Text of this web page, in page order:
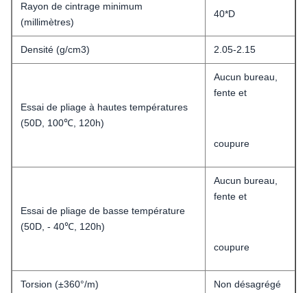
Rayon de cintrage minimum
(millimètres)
40*D
Densité (g/cm3) 2.05-2.15
Essai de pliage à hautes températures
(50D, 100℃, 120h)
Aucun bureau,
fente et
coupure
Essai de pliage de basse température
(50D, - 40℃, 120h)
Aucun bureau,
fente et
coupure
Torsion (±360°/m) Non désagrégé